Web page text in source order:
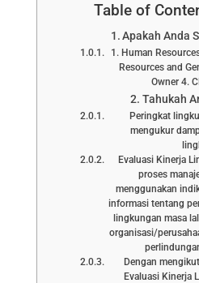
Table of
Apakah Anda
1. Human
Resources and
Owner 4.
Tahukah
Peringkat
mengukur
Evaluasi Kinerja
proses
menggunakan
informasi tentang
lingkungan masa
organisasi/
Dengan
Evaluasi Kinerja